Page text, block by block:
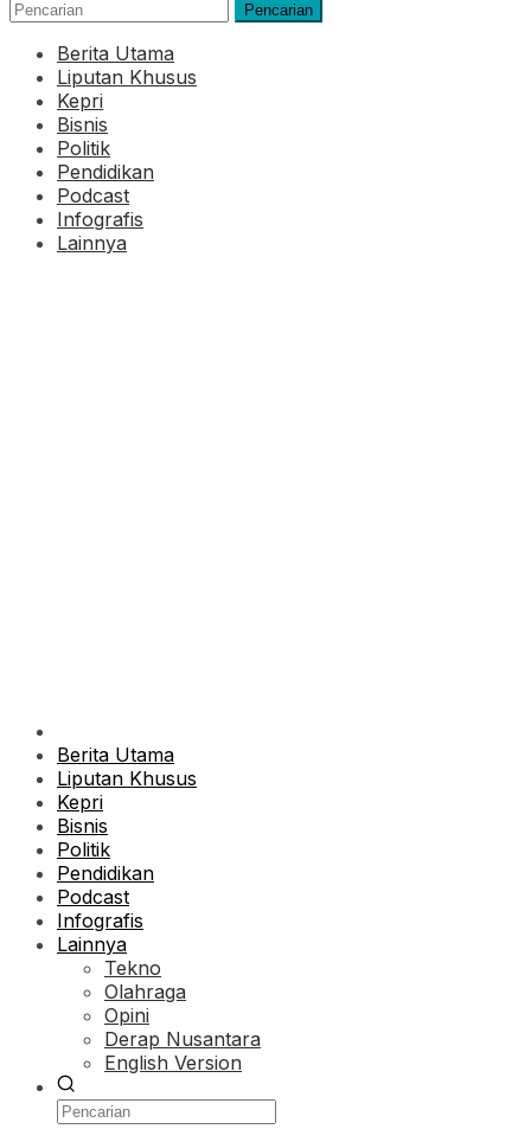
Pencarian
Berita Utama
Liputan Khusus
Kepri
Bisnis
Politik
Pendidikan
Podcast
Infografis
Lainnya
Berita Utama
Liputan Khusus
Kepri
Bisnis
Politik
Pendidikan
Podcast
Infografis
Lainnya
Tekno
Olahraga
Opini
Derap Nusantara
English Version